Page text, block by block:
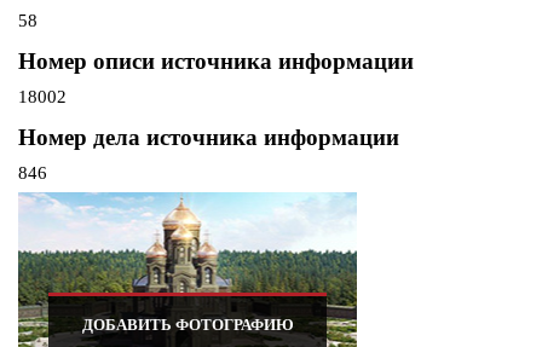
58
Номер описи источника информации
18002
Номер дела источника информации
846
ДОБАВИТЬ ФОТОГРАФИЮ